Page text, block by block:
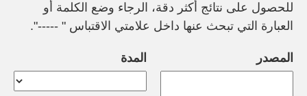
للحصول على نتائج أكثر دقة، الرجاء وضع الكلمة أو
العبارة التي تبحث عنها داخل علامتي الاقتباس " -----".
المصدر المدة